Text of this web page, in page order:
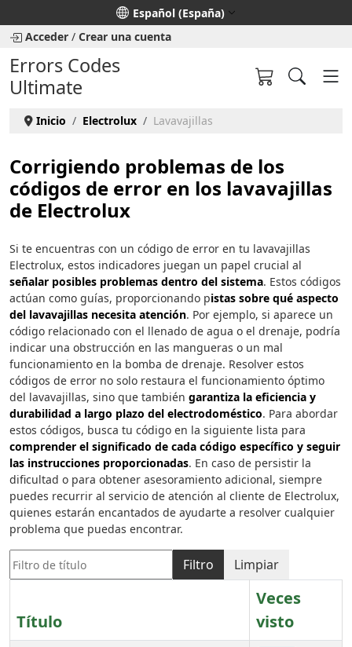
Seleccione su idioma
Español (España)
Acceder / Crear una cuenta
Errors Codes
Ultimate
Inicio Electrolux Lavavajillas
Corrigiendo problemas de los
códigos de error en los lavavajillas
de Electrolux
Si te encuentras con un código de error en tu lavavajillas
Electrolux, estos indicadores juegan un papel crucial al
señalar posibles problemas dentro del sistema. Estos códigos
actúan como guías, proporcionando pistas sobre qué aspecto
del lavavajillas necesita atención. Por ejemplo, si aparece un
código relacionado con el llenado de agua o el drenaje, podría
indicar una obstrucción en las mangueras o un mal
funcionamiento en la bomba de drenaje. Resolver estos
códigos de error no solo restaura el funcionamiento óptimo
del lavavajillas, sino que también garantiza la eficiencia y
durabilidad a largo plazo del electrodoméstico. Para abordar
estos códigos, busca tu código en la siguiente lista para
comprender el significado de cada código específico y seguir
las instrucciones proporcionadas. En caso de persistir la
dificultad o para obtener asesoramiento adicional, siempre
puedes recurrir al servicio de atención al cliente de Electrolux,
quienes estarán encantados de ayudarte a resolver cualquier
problema que puedas encontrar.
Filtro de título
Filtro Limpiar
Título
Veces
visto